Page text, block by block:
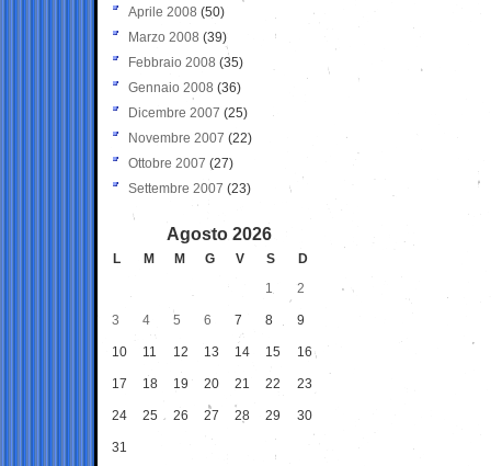
Aprile 2008 (50)
Marzo 2008 (39)
Febbraio 2008 (35)
Gennaio 2008 (36)
Dicembre 2007 (25)
Novembre 2007 (22)
Ottobre 2007 (27)
Settembre 2007 (23)
Agosto 2026
L M M G V S
D
1
2
3 4 5 6 7 8 9
10 11 12 13 14 15 16
17 18 19 20 21 22 23
24 25 26 27 28 29 30
31